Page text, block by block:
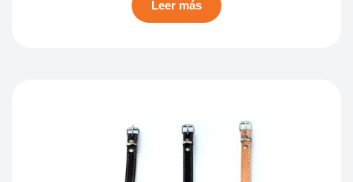
Leer más